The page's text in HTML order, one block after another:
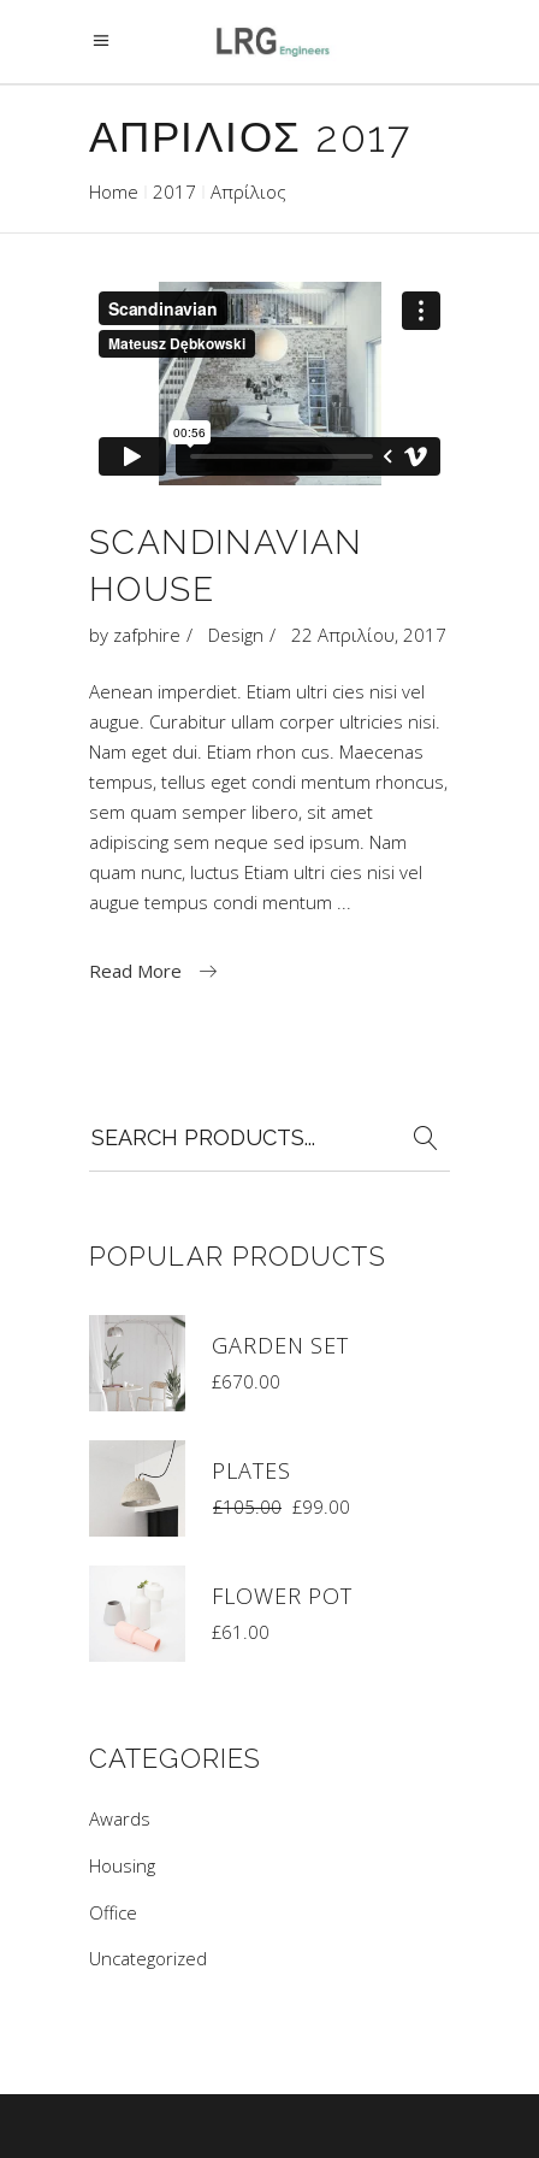
ΑΠΡΙΛΙΟΣ 2017
Home 2017 Απρίλιος
SCANDINAVIAN
HOUSE
by zafphire Design 22 Απριλίου, 2017
Aenean imperdiet. Etiam ultri cies nisi vel
augue. Curabitur ullam corper ultricies nisi.
Nam eget dui. Etiam rhon cus. Maecenas
tempus, tellus eget condi mentum rhoncus,
sem quam semper libero, sit amet
adipiscing sem neque sed ipsum. Nam
quam nunc, luctus Etiam ultri cies nisi vel
augue tempus condi mentum
Read More
for:
POPULAR PRODUCTS
GARDEN SET
£670.00
PLATES
£105.00 £99.00
FLOWER POT
£61.00
CATEGORIES
Awards
Housing
Office
Uncategorized